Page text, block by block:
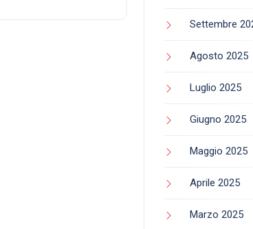
Settembre
Agosto 2025
Luglio 2025
Giugno 2025
Maggio 2025
Aprile 2025
Marzo 2025